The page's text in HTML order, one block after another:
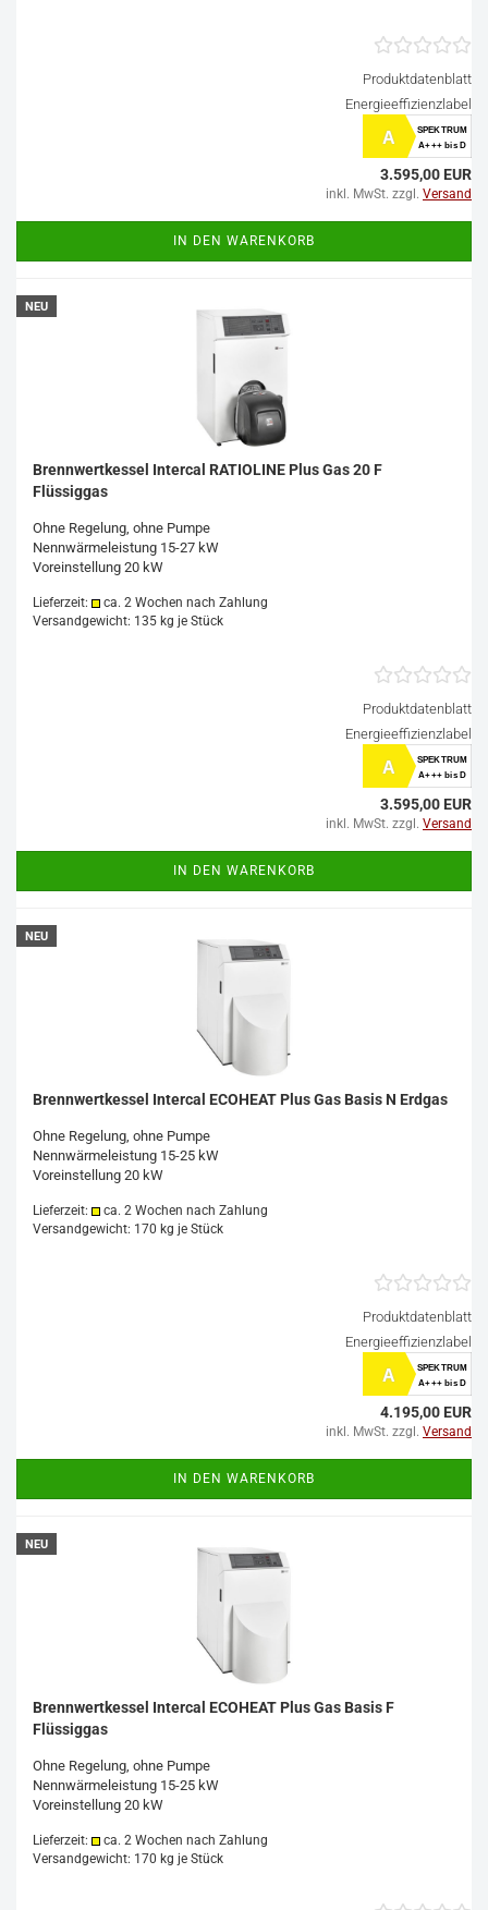
Produktdatenblatt
Energieeffizienzlabel
A
SPEKTRUM
A+++ bis D
3.595,00 EUR
inkl. MwSt. zzgl. Versand
IN DEN WARENKORB
NEU
Brennwertkessel Intercal RATIOLINE Plus Gas 20 F
Flüssiggas
Ohne Regelung, ohne Pumpe
Nennwärmeleistung 15-27 kW
Voreinstellung 20 kW
Lieferzeit:
ca. 2 Wochen nach Zahlung
Versandgewicht: 135 kg je Stück
Produktdatenblatt
Energieeffizienzlabel
A
SPEKTRUM
A+++ bis D
3.595,00 EUR
inkl. MwSt. zzgl. Versand
IN DEN WARENKORB
NEU
Brennwertkessel Intercal ECOHEAT Plus Gas Basis N Erdgas
Ohne Regelung, ohne Pumpe
Nennwärmeleistung 15-25 kW
Voreinstellung 20 kW
Lieferzeit:
ca. 2 Wochen nach Zahlung
Versandgewicht: 170 kg je Stück
Produktdatenblatt
Energieeffizienzlabel
A
SPEKTRUM
A+++ bis D
4.195,00 EUR
inkl. MwSt. zzgl. Versand
IN DEN WARENKORB
NEU
Brennwertkessel Intercal ECOHEAT Plus Gas Basis F
Flüssiggas
Ohne Regelung, ohne Pumpe
Nennwärmeleistung 15-25 kW
Voreinstellung 20 kW
Lieferzeit:
ca. 2 Wochen nach Zahlung
Versandgewicht: 170 kg je Stück